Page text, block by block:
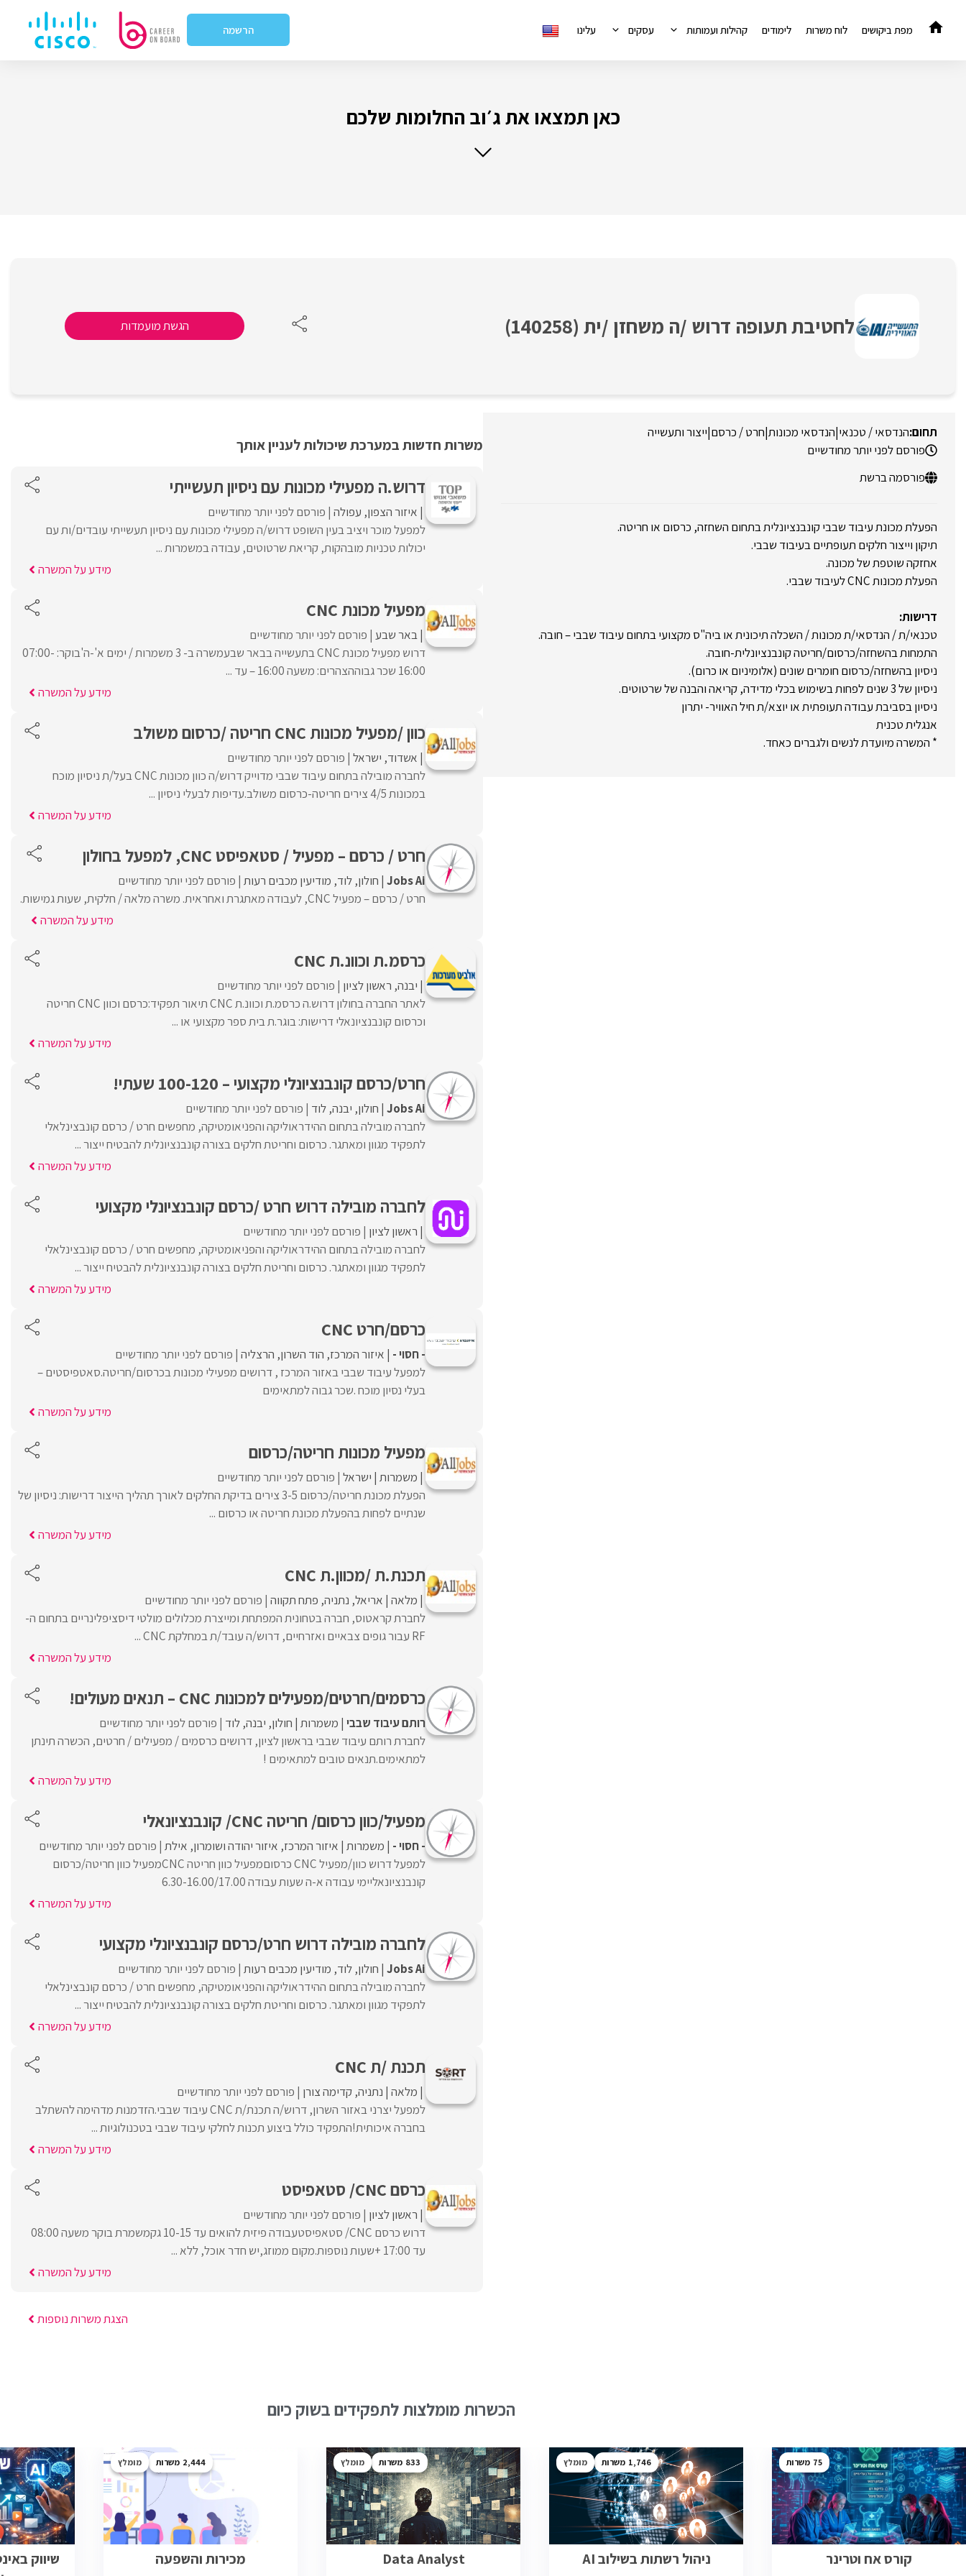
לתוכן
מפת ביקושים לוח משרות לימודים קהילות ועמותות עסקים עלינו הרשמה
כאן תמצאו את ג׳וב החלומות שלכם
לחטיבת תעופה דרוש /ה משחזן /ית (140258) הגשת מועמדות
הנדסאי / טכנאי|הנדסאי מכונות|חרט / כרסם|ייצור ותעשייה
פורסם לפני יותר מחודשיים
פורסמה ברשת
הפעלת מכונת עיבוד שבבי קונבנציונלית בתחום השחזה, כרסום או חריטה.
תיקון וייצור חלקים תעופתיים בעיבוד שבבי.
אחזקה שוטפת של מכונה.
הפעלת מכונות CNC לעיבוד שבבי.
דרישות:
טכנאי/ת / הנדסאי/ת מכונות / השכלה תיכונית או ביה"ס מקצועי בתחום עיבוד שבבי – חובה.
התמחות בהשחזה/כרסום/חריטה קונבנציונלית-חובה.
ניסיון בהשחזה/כרסום חומרים שונים (אלומיניום או כרום).
ניסיון של 3 שנים לפחות בשימוש בכלי מדידה, קריאה והבנה של שרטוטים.
ניסיון בסביבת עבודה תעופתית או יוצא/ת חיל האוויר- יתרון
אנגלית טכנית
* המשרה מיועדת לנשים ולגברים כאחד.
משרות חדשות במערכת שיכולות לעניין אותך
דרוש.ה מפעילי מכונות עם ניסיון תעשייתי
איזור הצפון עפולה פורסם לפני יותר מחודשיים
למפעל מוכר ויציב בעין השופט דרוש/ה מפעילי מכונות עם ניסיון תעשייתי עובדים/ות עם
יכולות טכניות מובהקות, קריאת שרטוטים, עבודה במשמרות ...
מידע על המשרה
מפעיל מכונת CNC
באר שבע פורסם לפני יותר מחודשיים
דרוש מפעיל מכונת CNC בתעשייה בבאר שבעמשרה ב- 3 משמרות / ימים א'-ה'בוקר: 07:00-
16:00 שכר גבוההצהרים: משעה 16:00 – עד ...
מידע על המשרה
כוון /מפעיל מכונות CNC חריטה /כרסום משולב
אשדוד ישראל פורסם לפני יותר מחודשיים
לחברה מובילה בתחום עיבוד שבבי מדוייק דרוש/ה כוון מכונות CNC בעל/ת ניסיון מוכח
במכונות 4/5 צירים חריטה-כרסום משולב.עדיפות לבעלי ניסיון ...
מידע על המשרה
חרט / כרסם – מפעיל / סטאפיסט CNC, למפעל בחולון
Jobs Ai חולון לוד מודיעין מכבים רעות פורסם לפני יותר מחודשיים
חרט / כרסם – מפעיל CNC, לעבודה מאתגרת ואחראית. משרה מלאה / חלקית, שעות גמישות.
מידע על המשרה
כרסמ.ת וכוונ.ת CNC
יבנה ראשון לציון פורסם לפני יותר מחודשיים
לאתר החברה בחולון דרוש.ה כרסמ.ת וכוונ.ת CNC תיאור תפקיד:כרסם וכוון CNC חריטה
וכרסום קונבנציונאלי דרישות: בוגר.ת בית ספר מקצועי או ...
מידע על המשרה
חרט/כרסם קונבנציונלי מקצועי – 100-120 שעתי!
Jobs Ai חולון יבנה לוד פורסם לפני יותר מחודשיים
לחברה מובילה בתחום ההידראוליקה והפניאומטיקה, מחפשים חרט / כרסם קונבצינלאלי
לתפקיד מגוון ומאתגר. כרסום וחריטת חלקים בצורה קונבנציונלית להבטיח ייצור ...
מידע על המשרה
לחברה מובילה דרוש חרט /כרסם קונבנציונלי מקצועי
ראשון לציון פורסם לפני יותר מחודשיים
לחברה מובילה בתחום ההידראוליקה והפניאומטיקה, מחפשים חרט / כרסם קונבצינלאלי
לתפקיד מגוון ומאתגר. כרסום וחריטת חלקים בצורה קונבנציונלית להבטיח ייצור ...
מידע על המשרה
כרסם/חרט CNC
- חסוי - איזור המרכז הוד השרון הרצליה פורסם לפני יותר מחודשיים
למפעל עיבוד שבבי באזור המרכז , דרושים מפעילי מכונות בכרסום/חריטה.סאטפיסטים –
בעלי נסיון מוכח .שכר גבוה למתאימים
מידע על המשרה
מפעיל מכונות חריטה/כרסום
משמרות ישראל פורסם לפני יותר מחודשיים
הפעלת מכונת חריטה/כרסום 3-5 צירים בדיקת החלקים לאורך תהליך הייצור דרישות: ניסיון של
שנתיים לפחות בהפעלת מכונת חריטה או כרסום ...
מידע על המשרה
תכנת.ת /מכוון.ת CNC
מלאה אריאל נתניה פתח תקווה פורסם לפני יותר מחודשיים
לחברת קראטוס, חברה בטחונית המפתחת ומייצרת מכלולים מולטי דיסציפלינריים בתחום ה-
RF עבור גופים צבאיים ואזרחיים, דרוש/ה עובד/ת במחלקת CNC ...
מידע על המשרה
כרסמים/חרטים/מפעילים למכונות CNC – תנאים מעולים!
רותם עיבוד שבבי משמרות חולון יבנה לוד פורסם לפני יותר מחודשיים
לחברת רותם עיבוד שבבי בראשון לציון, דרושים כרסמים / מפעילים / חרטים, הכשרה תינתן
למתאימים.תנאים טובים למתאימים !
מידע על המשרה
מפעיל/כוון כרסום/ חריטה CNC/ קונבנציונאלי
- חסוי - משמרות איזור המרכז איזור יהודה ושומרון אילת פורסם לפני יותר מחודשיים
למפעל דרוש כוון/מפעיל CNC כרסוםמפעיל כוון חריטה CNCמפעיל כוון חריטה/כרסום
קונבנציונאליימי עבודה א-ה שעות עבודה 6.30-16.00/17.00
מידע על המשרה
לחברה מובילה דרוש חרט/כרסם קונבנציונלי מקצועי
Jobs Ai חולון לוד מודיעין מכבים רעות פורסם לפני יותר מחודשיים
לחברה מובילה בתחום ההידראוליקה והפניאומטיקה, מחפשים חרט / כרסם קונבצינלאלי
לתפקיד מגוון ומאתגר. כרסום וחריטת חלקים בצורה קונבנציונלית להבטיח ייצור ...
מידע על המשרה
תכנת /ת CNC
מלאה נתניה קדימה צורן פורסם לפני יותר מחודשיים
למפעל יצרני באזור השרון, דרוש/ה תכנת/ת CNC עיבוד שבבי.הזדמנות מדהימה להשתלב
בחברה איכותית!התפקיד כולל ביצוע תכנות לחלקי עיבוד שבבי בטכנולוגיות ...
מידע על המשרה
כרסם CNC/ סטאפיסט
ראשון לציון פורסם לפני יותר מחודשיים
דרוש כרסם CNC/ סטאפיסטעבודה פיזית להואים עד 10-15 גקמשמרת בוקר משעה 08:00
עד 17:00 +שעות נוספות.מקום ממוזג,יש חדר אוכל, ללא ...
מידע על המשרה
הצגת משרות נוספות
הכשרות מומלצות לתפקידים בשוק כיום
75
קורס אח וטרינר
1,746 מומלץ
ניהול רשתות בשילוב AI
833 מומלץ
Data Analyst
2,444 מומלץ
מכירות והשפעה
שיווק